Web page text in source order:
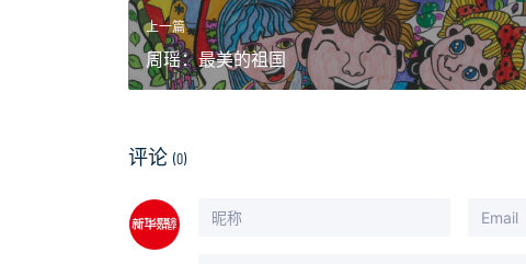
上一篇
周瑶：最美的祖国
评论 (0)